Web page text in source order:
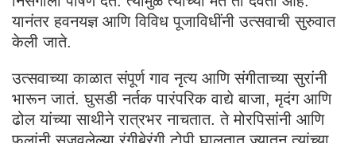
यानंतर हवनयज्ञ आणि विविध पूजाविधींनी उत्सवाची सुरुवात
केली जाते.
उत्सवाच्या काळात संपूर्ण गाव नृत्य आणि संगीताच्या सुरांनी
भारून जातं. घुसडी नर्तक पारंपरिक वाद्ये बाजा, मृदंग आणि
ढोल यांच्या साथीने रात्रभर नाचतात. ते मोरपिसांनी आणि